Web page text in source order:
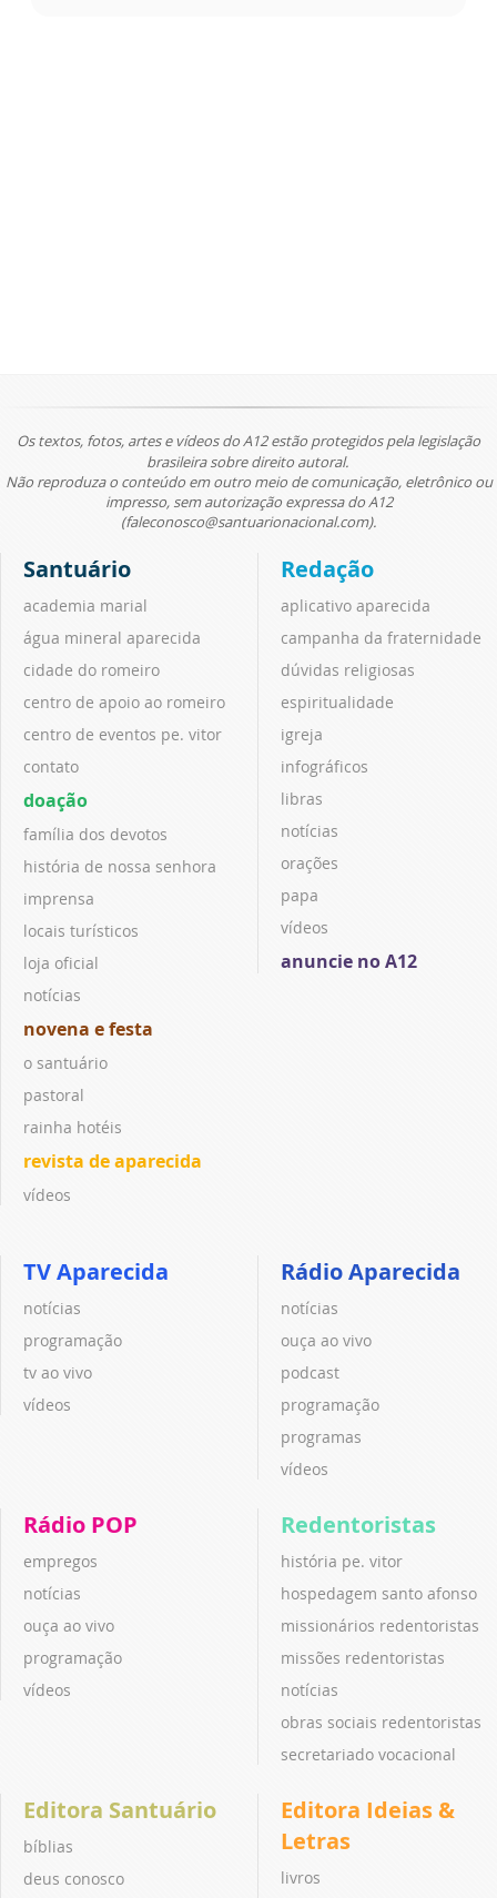
Os textos, fotos, artes e vídeos do A12 estão protegidos pela legislação
brasileira sobre direito autoral.
Não reproduza o conteúdo em outro meio de comunicação, eletrônico ou
impresso, sem autorização expressa do A12
(faleconosco@santuarionacional.com).
Santuário
academia marial
água mineral aparecida
cidade do romeiro
centro de apoio ao romeiro
centro de eventos pe. vitor
contato
doação
família dos devotos
história de nossa senhora
imprensa
locais turísticos
loja oficial
notícias
novena e festa
o santuário
pastoral
rainha hotéis
revista de aparecida
vídeos
Redação
aplicativo aparecida
campanha da fraternidade
dúvidas religiosas
espiritualidade
igreja
infográficos
libras
notícias
orações
papa
vídeos
anuncie no A12
TV Aparecida
notícias
programação
tv ao vivo
vídeos
Rádio Aparecida
notícias
ouça ao vivo
podcast
programação
programas
vídeos
Rádio POP
empregos
notícias
ouça ao vivo
programação
vídeos
Redentoristas
história pe. vitor
hospedagem santo afonso
missionários redentoristas
missões redentoristas
notícias
obras sociais redentoristas
secretariado vocacional
Editora Santuário
bíblias
deus conosco
Editora Ideias &
Letras
livros